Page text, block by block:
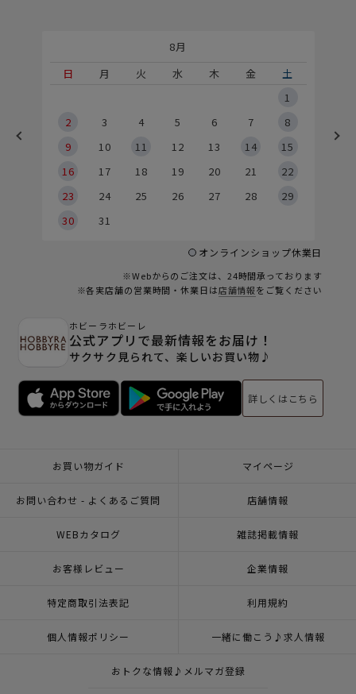
8月
日
月 火 水 木 金
土
1
2
3 4 5 6 7
8
9
10 11 12 13 14
15
16
17 18 19 20 21
22
23
24 25 26 27 28
29
30
31
オンラインショップ休業日
※Webからのご注文は、24時間承っております
※各実店舗の営業時間・休業日は店舗情報をご覧ください
ホビーラホビーレ
公式アプリで最新情報をお届け！
サクサク見られて、楽しいお買い物♪
詳しくはこちら
お買い物ガイド マイページ
お問い合わせ - よくあるご質問 店舗情報
WEBカタログ 雑誌掲載情報
お客様レビュー 企業情報
特定商取引法表記 利用規約
個人情報ポリシー 一緒に働こう♪求人情報
おトクな情報♪メルマガ登録